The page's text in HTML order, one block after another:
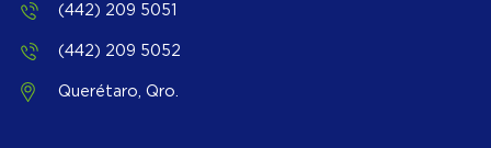
(442) 209 5051
(442) 209 5052
Querétaro, Qro.